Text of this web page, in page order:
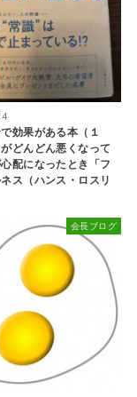
効果がある本（１
どんどん悪くなって
配になったとき「フ
ス（ハンス・ロスリ
会長ブログ